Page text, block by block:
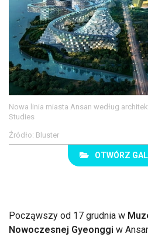
Nowa linia miasta Ansan według
Studies
Źródło: Bluster
OTWÓRZ
Począwszy od 17 grudnia w
Nowoczesnej Gyeonggi w